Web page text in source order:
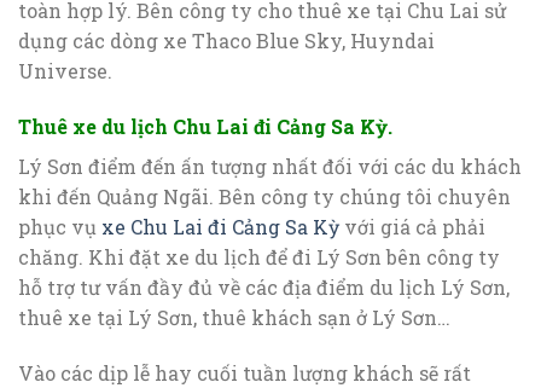
toàn hợp lý. Bên công ty cho thuê xe tại Chu Lai sử
dụng các dòng xe Thaco Blue Sky, Huyndai
Universe.
Thuê xe du lịch Chu Lai đi Cảng Sa Kỳ.
Lý Sơn điểm đến ấn tượng nhất đối với các du khách
khi đến Quảng Ngãi. Bên công ty chúng tôi chuyên
phục vụ xe Chu Lai đi Cảng Sa Kỳ với giá cả phải
chăng. Khi đặt xe du lịch để đi Lý Sơn bên công ty
hỗ trợ tư vấn đầy đủ về các địa điểm du lịch Lý Sơn,
thuê xe tại Lý Sơn, thuê khách sạn ở Lý Sơn…
Vào các dịp lễ hay cuối tuần lượng khách sẽ rất